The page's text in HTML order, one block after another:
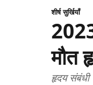
शीर्ष सुर्खियाँ
मौत
हृदय संबंधी